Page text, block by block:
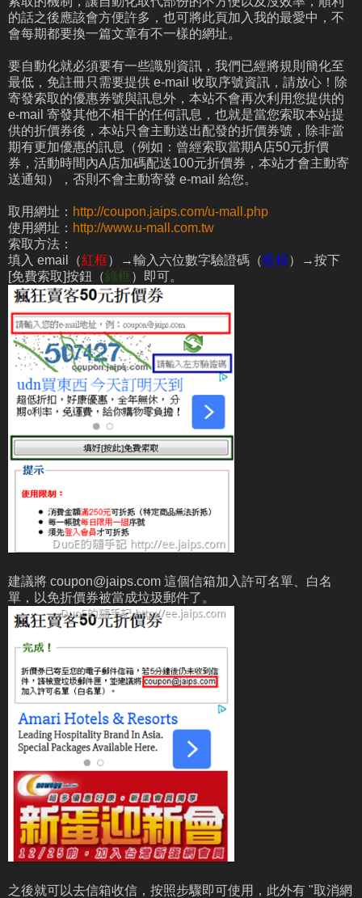
的話之後應該會方便許多，也可將此頁加入我的最愛中，不
會每期都要換一篇文章有不一樣的網址。
要自動化就必須要有一些識別資訊，我們已經將規則簡化至
最低，免註冊只需要提供 e-mail 收取序號資訊，請放心！除
寄發索取的優惠券號與訊息外，本站不會再次利用您提供的
e-mail 寄發其他不相干的任何訊息，也就是當您索取本站提
供的折價券後，本站只會主動送出配發的折價券號，除非當
期有更加優惠的訊息（例如：曾經索取當期A店50元折價
券，活動時間內A店加碼配送100元折價券，本站才會主動寄
送通知），否則不會主動寄發 e-mail 給您。
取用網址： http://coupon.jaips.com/u-mall.php
使用網址： http://www.u-mall.com.tw
索取方法：
填入 email（紅框）→輸入六位數字驗證碼（藍框）→按下
[免費索取]按鈕（綠框）即可。
建議將 coupon@jaips.com 這個信箱加入許可名單、白名
單，以免折價券被當成垃圾郵件了。
之後就可以去信箱收信，按照步驟即可使用，此外有 "取消網